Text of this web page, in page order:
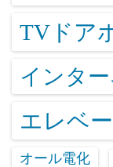
TVドア
インタ
エレベ
オール電化